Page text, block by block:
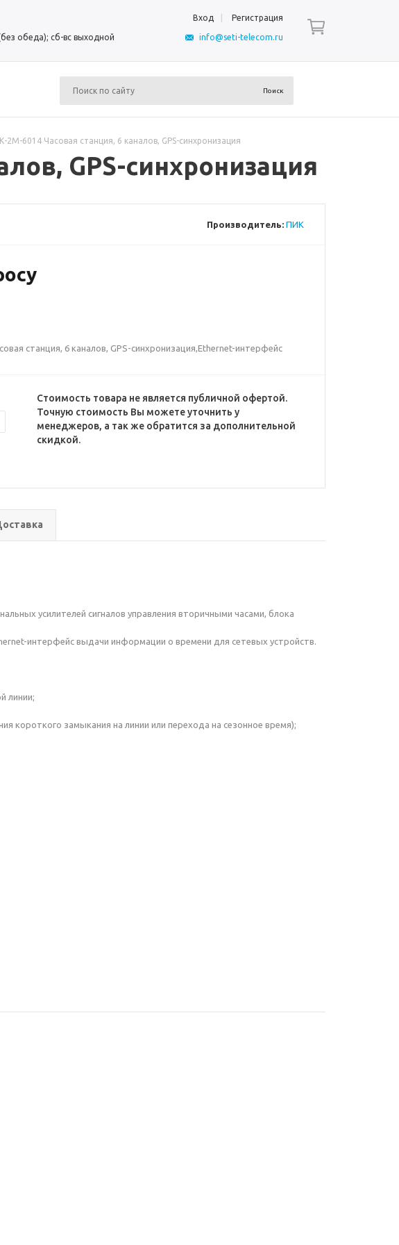
Вход Регистрация
обеда); сб-вс выходной info@seti-telecom.ru
2М-6014 Часовая станция, 6 каналов, GPS-синхронизация
GPS-синхронизация
Производитель: ПИК
станция, 6 каналов, GPS-синхронизация,Ethernet-интерфейс
Стоимость товара не является публичной офертой.
Точную стоимость Вы можете уточнить у
менеджеров, а так же обратится за дополнительной
скидкой.
усилителей сигналов управления вторичными часами, блока
интерфейс выдачи информации о времени для сетевых устройств.
линии;
короткого замыкания на линии или перехода на сезонное время);